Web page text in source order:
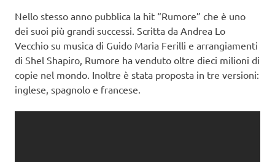
Nello stesso anno pubblica la hit “Rumore” che è uno
dei suoi più grandi successi. Scritta da Andrea Lo
Vecchio su musica di Guido Maria Ferilli e arrangiamenti
di Shel Shapiro, Rumore ha venduto oltre dieci milioni di
copie nel mondo. Inoltre è stata proposta in tre versioni:
inglese, spagnolo e francese.